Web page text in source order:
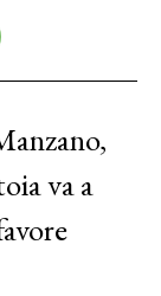
va a